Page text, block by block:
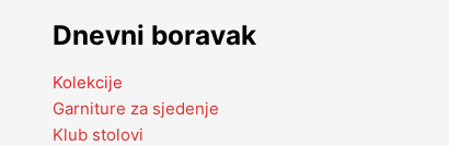
Dnevni boravak
Kolekcije
Garniture za sjedenje
Klub stolovi